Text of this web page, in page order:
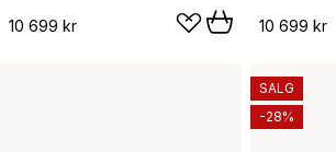
10 699 kr
10 699 kr
SALG
-28%